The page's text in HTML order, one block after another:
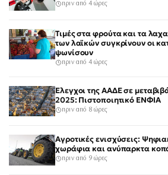
πριν από 4 ώρες
Τιμές στα φρούτα και τα
των λαϊκών συγκρίνουν οι
ψωνίσουν
πριν από 4 ώρες
Έλεγχοι της ΑΑΔΕ σε
2025: Πιστοποιητικό ΕΝΦΙΑ
πριν από 8 ώρες
Αγροτικές ενισχύσεις:
χωράφια και ανύπαρκτα
πριν από 9 ώρες